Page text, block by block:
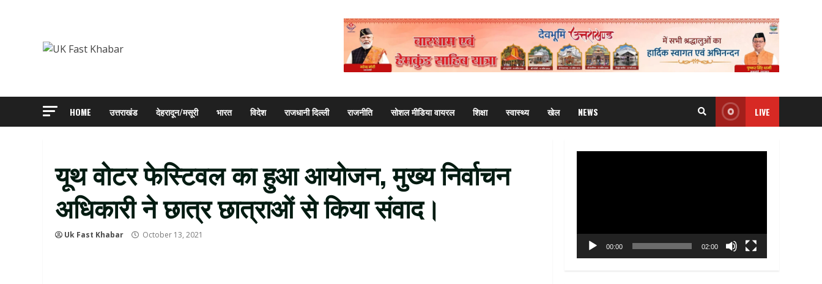
HOME उत्तराखंड देहरादून/मसूरी भारत विदेश राजधानी दिल्ली राजनीति सोशल मीडिया वायरल शिक्षा स्वास्थ्य खेल NEWS LIVE
यूथ वोटर फेस्टिवल का हुआ आयोजन, मुख्य निर्वाचन
अधिकारी ने छात्र छात्राओं से किया संवाद।
Uk Fast Khabar October 13, 2021
00:00 02:00